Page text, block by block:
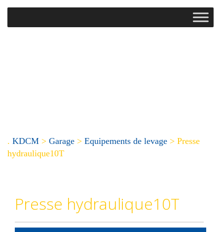
. KDCM > Garage > Equipements de levage > Presse
hydraulique10T
Presse hydraulique10T